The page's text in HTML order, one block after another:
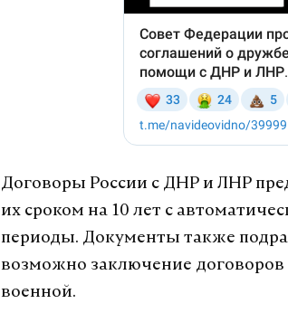
Договоры России с ДНР и ЛНР
их сроком на 10 лет с
периоды. Документы также
возможно заключение
военной.